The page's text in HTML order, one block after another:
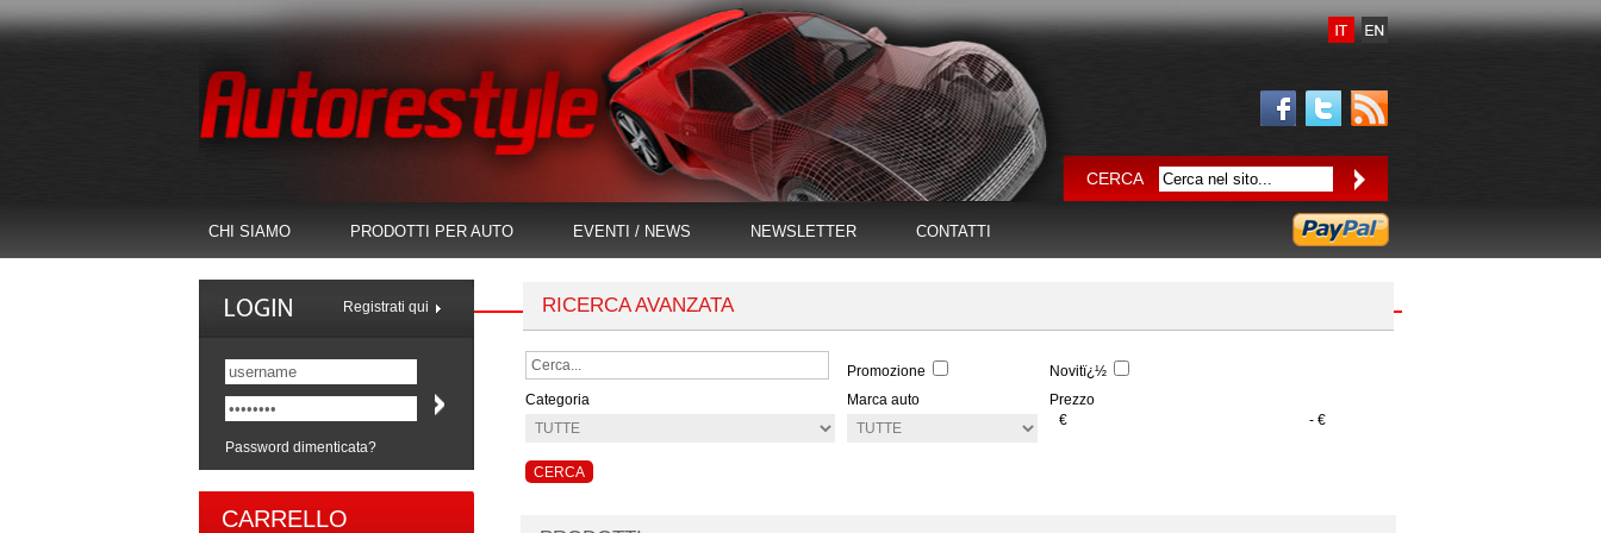
CERCA
CHI SIAMO PRODOTTI PER AUTO EVENTI / NEWS NEWSLETTER CONTATTI
Password dimenticata?
Registrati qui
CARRELLO
RICERCA AVANZATA
Promozione
Novitï¿½
Categoria
Marca auto
Prezzo
€
- €